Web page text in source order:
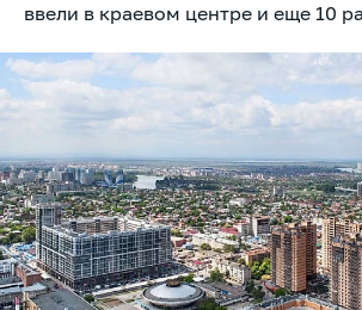
ввели в краевом центре и еще 10